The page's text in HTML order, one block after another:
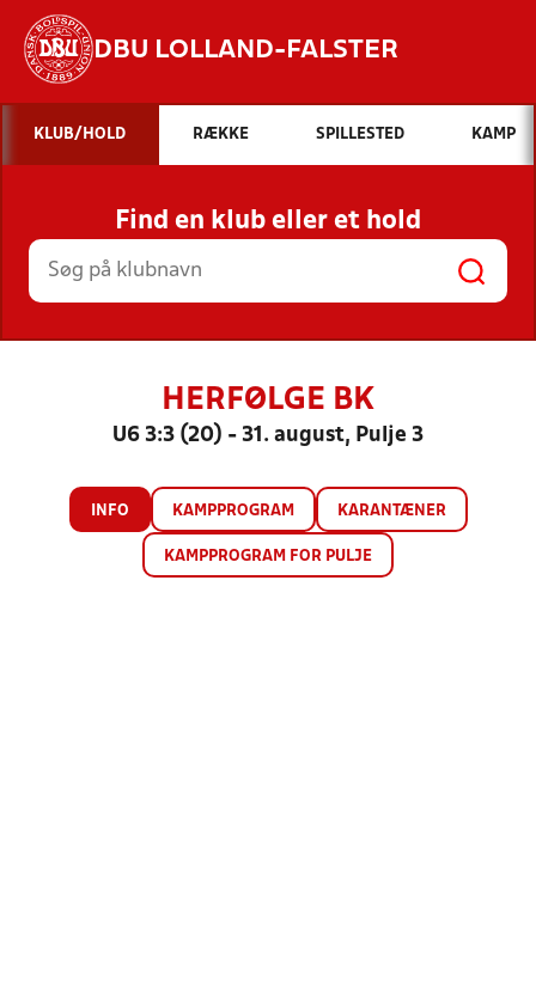
DBU LOLLAND-FALSTER
Hvad vil du søge efter?
INDHOLD OG NYHEDER
STILLINGER, RESULTATER, KLUBBER OG
HOLD
KLUB/HOLD RÆKKE SPILLESTED KAMP
Find en klub eller et hold
HERFØLGE BK
U6 3:3 (20) - 31. august, Pulje 3
INFO KAMPPROGRAM KARANTÆNER
KAMPPROGRAM FOR PULJE